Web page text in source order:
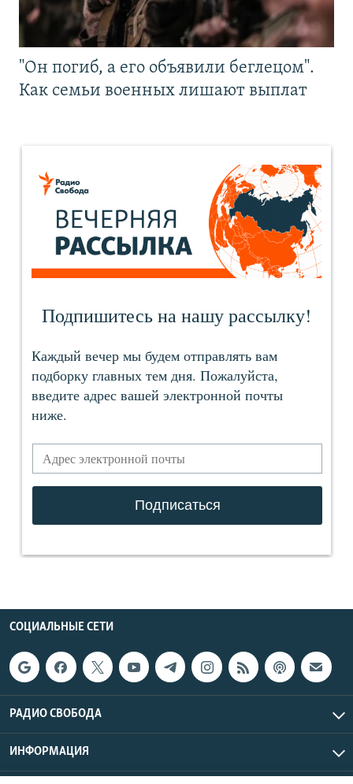
"Он погиб, а его объявили беглецом".
Как семьи военных лишают выплат
СОЦИАЛЬНЫЕ СЕТИ
РАДИО СВОБОДА
ИНФОРМАЦИЯ